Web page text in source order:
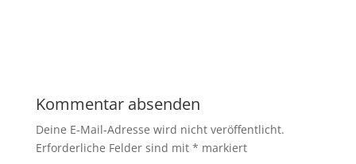
Kommentar absenden
Deine E-Mail-Adresse wird nicht veröffentlicht.
Erforderliche Felder sind mit * markiert